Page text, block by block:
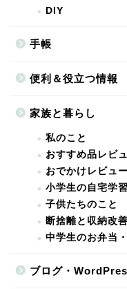
DIY
手帳
便利＆役立つ情報
家族と暮らし
私のこと
おすすめ品レビ
おでかけレビュー
小学生の自宅学習
子供たちのこと
断捨離と収納改善
中学生のお弁当
ブログ・